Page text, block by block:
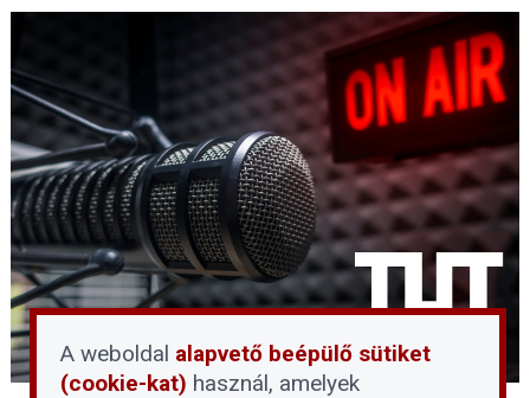
A weboldal alapvető beépülő sütiket
(cookie-kat) használ, amelyek